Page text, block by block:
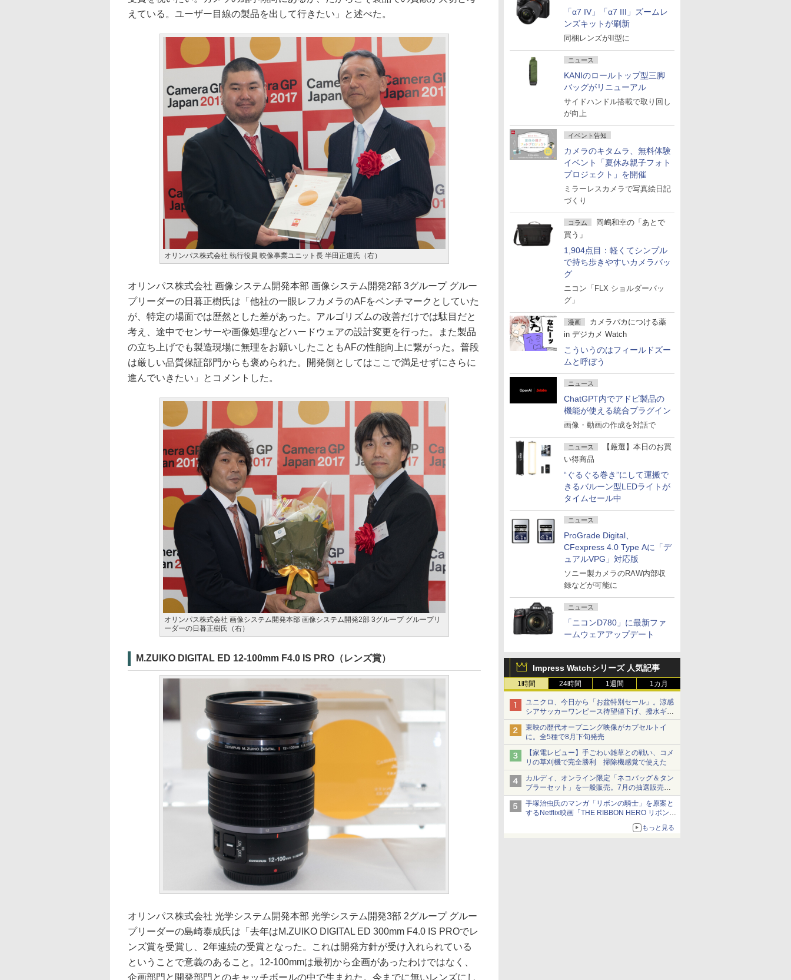
「α7 IV」「α7 III」ズームレ
ンズキットが刷新
同梱レンズがII型に
ニュース
KANIのロールトップ型三脚
バッグがリニューアル
サイドハンドル搭載で取り回し
が向上
イベント告知
カメラのキタムラ、無料体験
イベント「夏休み親子フォト
プロジェクト」を開催
ミラーレスカメラで写真絵日記
づくり
コラム
岡嶋和幸の「あとで
買う」
1,904点目：軽くてシンプル
で持ち歩きやすいカメラバッ
グ
ニコン「FLX ショルダーバッ
グ」
漫画
カメラバカにつける薬
in デジカメ Watch
こういうのはフィールドズー
ムと呼ぼう
ニュース
ChatGPT内でアドビ製品の
機能が使える統合プラグイン
画像・動画の作成を対話で
ニュース
【厳選】本日のお買
い得商品
“ぐるぐる巻き”にして運搬で
きるバルーン型LEDライトが
タイムセール中
ニュース
ProGrade Digital、
CFexpress 4.0 Type Aに「デ
ュアルVPG」対応版
ソニー製カメラのRAW内部収
録などが可能に
ニュース
「ニコンD780」に最新ファ
ームウェアアップデート
Impress Watchシリーズ 人気記事
1時間 24時間 1週間 1カ月
ユニクロ、今日から「お盆特別セール」。涼感
シアサッカーワンピース待望値下げ、撥水ギア
ショーツは1990円に
東映の歴代オープニング映像がカプセルトイ
に。全5種で8月下旬発売
【家電レビュー】手ごわい雑草との戦い、コメ
リの草刈機で完全勝利 掃除機感覚で使えた
カルディ、オンライン限定「ネコバッグ＆タン
ブラーセット」を一般販売。7月の抽選販売の
当選無効分
手塚治虫氏のマンガ「リボンの騎士」を原案と
するNetflix映画「THE RIBBON HERO リボンヒ
もっと見る
えている。ユーザー目線の製品を出して行きたい」と述べた。
オリンパス株式会社 執行役員 映像事業ユニット長 半田正道氏（右）
オリンパス株式会社 画像システム開発本部 画像システム開発2部 3グループ グルー
プリーダーの日暮正樹氏は「他社の一眼レフカメラのAFをベンチマークとしていた
が、特定の場面では歴然とした差があった。アルゴリズムの改善だけでは駄目だと
考え、途中でセンサーや画像処理などハードウェアの設計変更を行った。また製品
の立ち上げでも製造現場に無理をお願いしたこともAFの性能向上に繋がった。普段
は厳しい品質保証部門からも褒められた。開発側としてはここで満足せずにさらに
進んでいきたい」とコメントした。
オリンパス株式会社 画像システム開発本部 画像システム開発2部 3グループ グループリ
ーダーの日暮正樹氏（右）
M.ZUIKO DIGITAL ED 12-100mm F4.0 IS PRO（レンズ賞）
オリンパス株式会社 光学システム開発本部 光学システム開発3部 2グループ グルー
プリーダーの島崎泰成氏は「去年はM.ZUIKO DIGITAL ED 300mm F4.0 IS PROでレ
ンズ賞を受賞し、2年連続の受賞となった。これは開発方針が受け入れられている
ということで意義のあること。12-100mmは最初から企画があったわけではなく、
企画部門と開発部門とのキャッチボールの中で生まれた。今までに無いレンズにし